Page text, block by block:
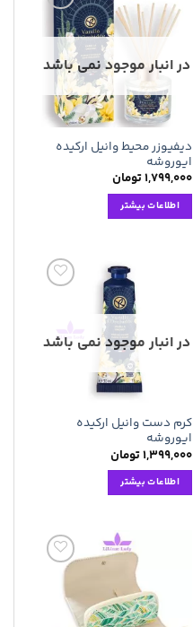
افزودن
به
علاقه
مندی
ها
در انبار موجود نمی باشد
دیفیوزر محیط وانیل ارکیده
ایوروشه
۱,۷۹۹,۰۰۰تومان
اطلاعات بیشتر
علاقه
مندی
ها
در انبار موجود نمی باشد
کرم دست وانیل ارکیده
ایوروشه
۱,۳۹۹,۰۰۰تومان
اطلاعات بیشتر
افزودن
به
علاقه
مندی